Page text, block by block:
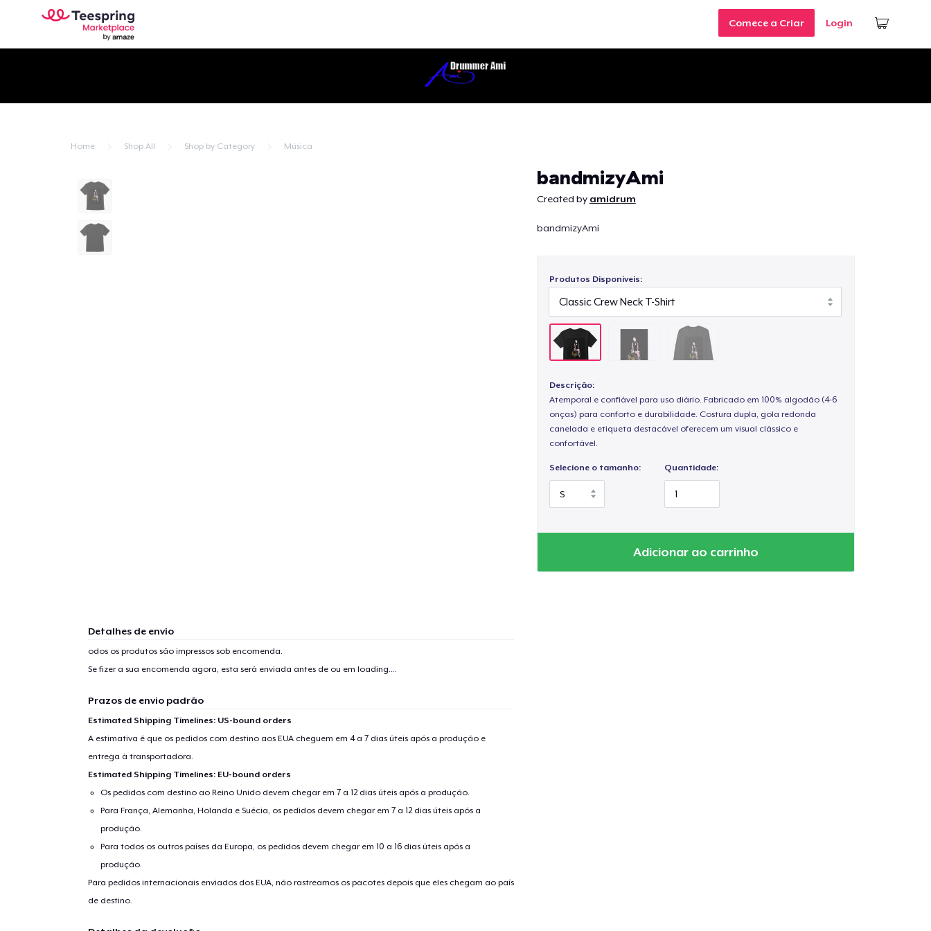
Comece a Criar Login
Home Shop All Shop by Category Música
bandmizyAmi
Created by amidrum
bandmizyAmi
Produtos Disponíveis:
Descrição:
Atemporal e confiável para uso diário. Fabricado em 100% algodão (4-6
onças) para conforto e durabilidade. Costura dupla, gola redonda
canelada e etiqueta destacável oferecem um visual clássico e
confortável.
Selecione o tamanho: Quantidade:
Adicionar ao carrinho
Detalhes de envio
odos os produtos são impressos sob encomenda.
Se fizer a sua encomenda agora, esta será enviada antes de ou em loading....
Prazos de envio padrão
Estimated Shipping Timelines: US-bound orders
A estimativa é que os pedidos com destino aos EUA cheguem em 4 a 7 dias úteis após a produção e
entrega à transportadora.
Estimated Shipping Timelines: EU-bound orders
Os pedidos com destino ao Reino Unido devem chegar em 7 a 12 dias úteis após a produção.
Para França, Alemanha, Holanda e Suécia, os pedidos devem chegar em 7 a 12 dias úteis após a
produção.
Para todos os outros países da Europa, os pedidos devem chegar em 10 a 16 dias úteis após a
produção.
Para pedidos internacionais enviados dos EUA, não rastreamos os pacotes depois que eles chegam ao país
de destino.
Premium Long Sleeve Tee